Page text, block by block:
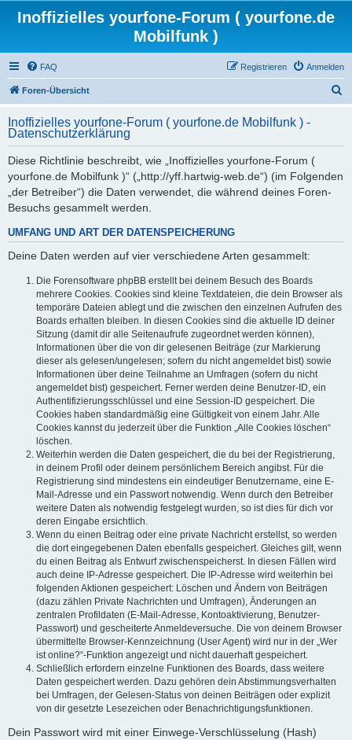
Inoffizielles yourfone-Forum ( yourfone.de
Mobilfunk )
FAQ Anmelden
Registrieren
Foren-Übersicht
h
Inoffizielles yourfone-Forum ( yourfone.de Mobilfunk ) -
Datenschutzerklärung
Diese Richtlinie beschreibt, wie „Inoffizielles yourfone-Forum (
yourfone.de Mobilfunk )“ („http://yff.hartwig-web.de“) (im Folgenden
„der Betreiber“) die Daten verwendet, die während deines Foren-
Besuchs gesammelt werden.
UMFANG UND ART DER DATENSPEICHERUNG
Deine Daten werden auf vier verschiedene Arten gesammelt:
Die Forensoftware phpBB erstellt bei deinem Besuch des Boards
mehrere Cookies. Cookies sind kleine Textdateien, die dein Browser als
temporäre Dateien ablegt und die zwischen den einzelnen Aufrufen des
Boards erhalten bleiben. In diesen Cookies sind die aktuelle ID deiner
Sitzung (damit dir alle Seitenaufrufe zugeordnet werden können),
Informationen über die von dir gelesenen Beiträge (zur Markierung
dieser als gelesen/ungelesen; sofern du nicht angemeldet bist) sowie
Informationen über deine Teilnahme an Umfragen (sofern du nicht
angemeldet bist) gespeichert. Ferner werden deine Benutzer-ID, ein
Authentifizierungsschlüssel und eine Session-ID gespeichert. Die
Cookies haben standardmäßig eine Gültigkeit von einem Jahr. Alle
Cookies kannst du jederzeit über die Funktion „Alle Cookies löschen“
löschen.
Weiterhin werden die Daten gespeichert, die du bei der Registrierung,
in deinem Profil oder deinem persönlichem Bereich angibst. Für die
Registrierung sind mindestens ein eindeutiger Benutzername, eine E-
Mail-Adresse und ein Passwort notwendig. Wenn durch den Betreiber
weitere Daten als notwendig festgelegt wurden, so ist dies für dich vor
deren Eingabe ersichtlich.
Wenn du einen Beitrag oder eine private Nachricht erstellst, so werden
die dort eingegebenen Daten ebenfalls gespeichert. Gleiches gilt, wenn
du einen Beitrag als Entwurf zwischenspeicherst. In diesen Fällen wird
auch deine IP-Adresse gespeichert. Die IP-Adresse wird weiterhin bei
folgenden Aktionen gespeichert: Löschen und Ändern von Beiträgen
(dazu zählen Private Nachrichten und Umfragen), Änderungen an
zentralen Profildaten (E-Mail-Adresse, Kontoaktivierung, Benutzer-
Passwort) und gescheiterte Anmeldeversuche. Die von deinem Browser
übermittelte Browser-Kennzeichnung (User Agent) wird nur in der „Wer
ist online?“-Funktion angezeigt und nicht dauerhaft gespeichert.
Schließlich erfordern einzelne Funktionen des Boards, dass weitere
Daten gespeichert werden. Dazu gehören dein Abstimmungsverhalten
bei Umfragen, der Gelesen-Status von deinen Beiträgen oder explizit
von dir gesetzte Lesezeichen oder Benachrichtigungsfunktionen.
Dein Passwort wird mit einer Einwege-Verschlüsselung (Hash)